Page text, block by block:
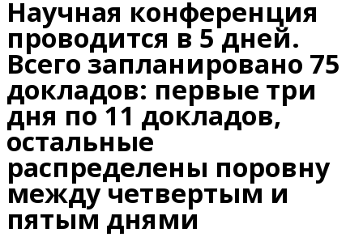
Научная конференция
проводится в 5 дней.
Всего запланировано 75
докладов: первые три
дня по 11 докладов,
остальные
распределены поровну
между четвертым и
пятым днями